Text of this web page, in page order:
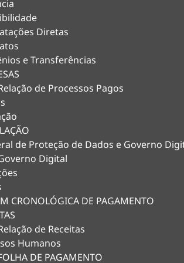
Diretas
e Transferências
de Processos Pagos
de Proteção de Dados e Governo
Digital
CRONOLÓGICA DE PAGAMENTO
de Receitas
Humanos
DE PAGAMENTO